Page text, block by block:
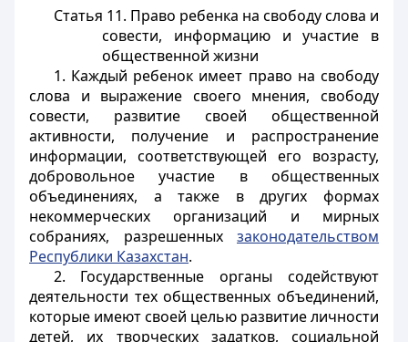
Статья 11. Право ребенка на свободу слова и
совести, информацию и участие в
общественной жизни
1. Каждый ребенок имеет право на свободу
слова и выражение своего мнения, свободу
совести, развитие своей общественной
активности, получение и распространение
информации, соответствующей его возрасту,
добровольное участие в общественных
объединениях, а также в других формах
некоммерческих организаций и мирных
собраниях, разрешенных законодательством
Республики Казахстан.
2. Государственные органы содействуют
деятельности тех общественных объединений,
которые имеют своей целью развитие личности
детей, их творческих задатков, социальной